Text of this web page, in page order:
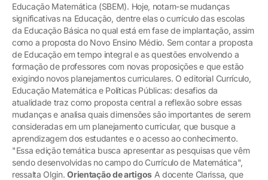
Educação Matemática (SBEM). Hoje, notam-se mudanças
significativas na Educação, dentre elas o currículo das escolas
da Educação Básica no qual está em fase de implantação, assim
como a proposta do Novo Ensino Médio. Sem contar a proposta
de Educação em tempo integral e as questões envolvendo a
formação de professores com novas proposições e que estão
exigindo novos planejamentos curriculares. O editorial Currículo,
Educação Matemática e Políticas Públicas: desafios da
atualidade traz como proposta central a reflexão sobre essas
mudanças e analisa quais dimensões são importantes de serem
consideradas em um planejamento curricular, que busque a
aprendizagem dos estudantes e o acesso ao conhecimento.
"Essa edição temática busca apresentar as pesquisas que vêm
sendo desenvolvidas no campo do Currículo de Matemática",
ressalta Olgin.Orientação de artigosA docente Clarissa, que